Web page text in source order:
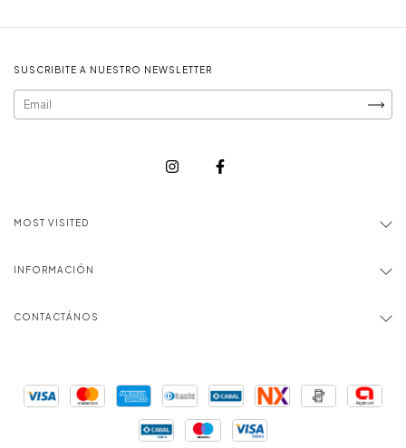
SUSCRIBITE A NUESTRO NEWSLETTER
MOST VISITED
INFORMACIÓN
CONTACTÁNOS